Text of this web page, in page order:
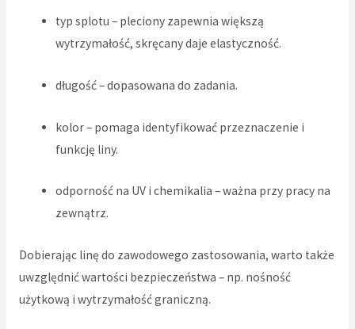
typ splotu – pleciony zapewnia większą
wytrzymałość, skręcany daje elastyczność.
długość – dopasowana do zadania.
kolor – pomaga identyfikować przeznaczenie i
funkcję liny.
odporność na UV i chemikalia – ważna przy pracy na
zewnątrz.
Dobierając linę do zawodowego zastosowania, warto także
uwzględnić wartości bezpieczeństwa – np. nośność
użytkową i wytrzymałość graniczną.